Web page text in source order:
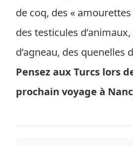
de coq, des « amourettes
des testicules
d’agneau, des quenelles
Pensez aux Turcs lors
prochain voyage à